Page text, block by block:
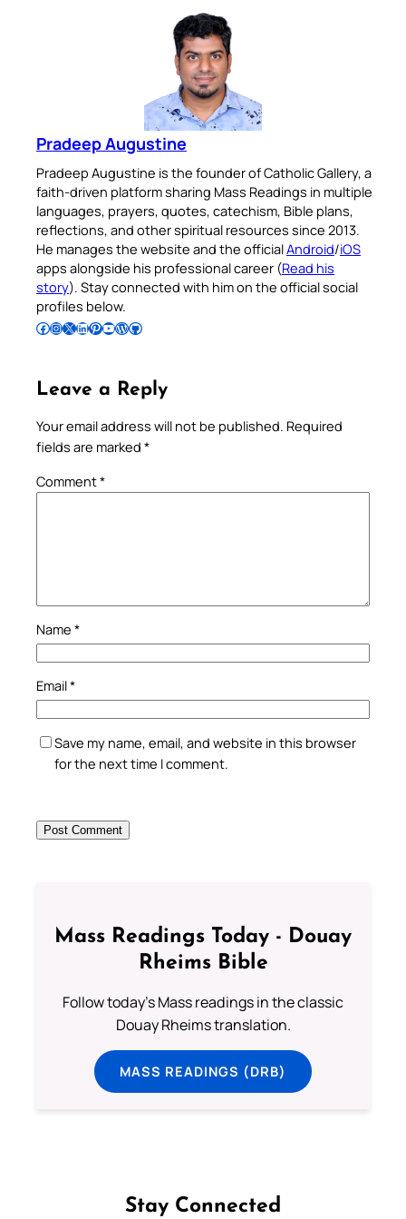
Pradeep Augustine
Pradeep Augustine is the founder of Catholic Gallery, a
faith-driven platform sharing Mass Readings in multiple
languages, prayers, quotes, catechism, Bible plans,
reflections, and other spiritual resources since 2013.
He manages the website and the officialAndroid/iOS
apps alongside his professional career (Read his
story). Stay connected with him on the official social
profiles below.
Follow Pradeep on Facebook Follow Pradeep on InstagramFollow Pradeep on X Follow Pradeep on LinkedIn Follow Pradeep on Pinterest Subscribe to Pradeep’s Youtube Channel Follow Pradeep on WordPress Follow Pradeep on GitHub
Leave a Reply
Your email address will not be published. Required
fields are marked *
Comment*
Name *
Email*
Save my name, email, and website in this browser
for the next time I comment.
Mass Readings Today - Douay
Rheims Bible
Follow today's Mass readings in the classic
Douay Rheims translation.
MASS READINGS (DRB)
Stay Connected